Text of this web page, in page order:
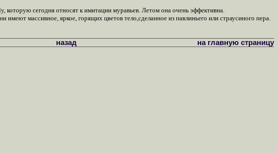
сегодня относят к имитации муравьев. Летом она очень эффективна.
массивное, яркое, горящих цветов тело,сделанное из павлиньего или страусиного пера.
назад на главную страницу